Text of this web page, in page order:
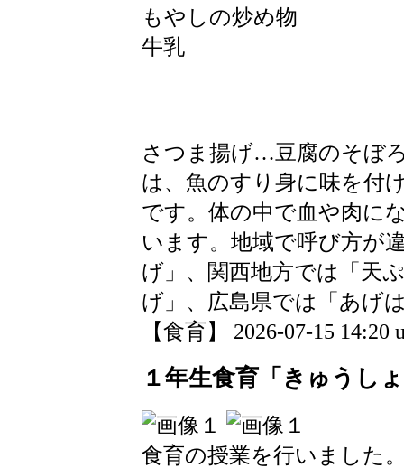
もやしの炒め物
牛乳
さつま揚げ…豆腐のそぼ
は、魚のすり身に味を付
です。体の中で血や肉に
います。地域で呼び方が
げ」、関西地方では「天
げ」、広島県では「あげ
【食育】 2026-07-15 14:20
１年生食育「きゅうし
食育の授業を行いました